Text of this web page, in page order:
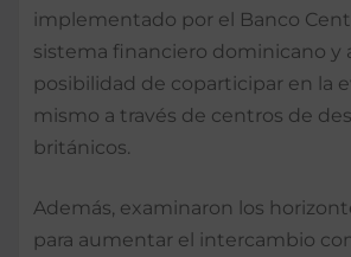
implementado por el Banco
sistema financiero dominicano y
posibilidad de coparticipar en la
mismo a través de centros de
británicos.
Además, examinaron los
para aumentar el intercambio